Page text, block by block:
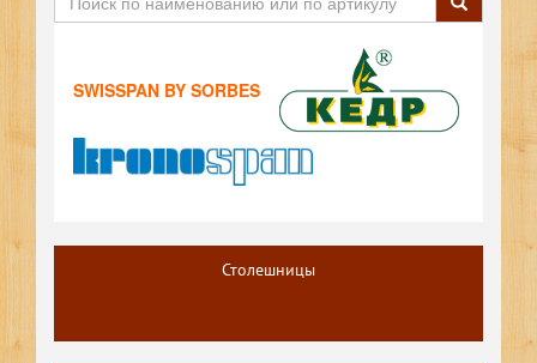
SWISSPAN BY SORBES
Столешницы